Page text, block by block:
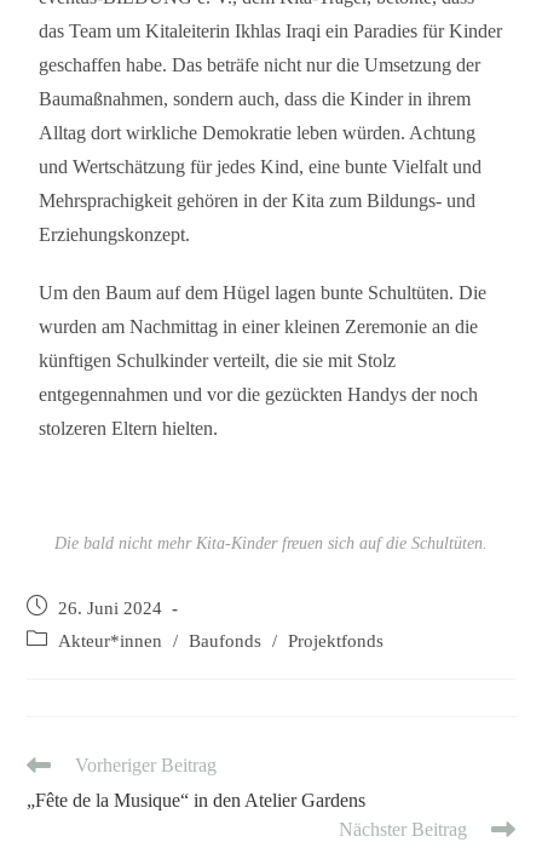
das Team um Kitaleiterin Ikhlas Iraqi ein Paradies für Kinder
geschaffen habe. Das beträfe nicht nur die Umsetzung der
Baumaßnahmen, sondern auch, dass die Kinder in ihrem
Alltag dort wirkliche Demokratie leben würden. Achtung
und Wertschätzung für jedes Kind, eine bunte Vielfalt und
Mehrsprachigkeit gehören in der Kita zum Bildungs- und
Erziehungskonzept.
Um den Baum auf dem Hügel lagen bunte Schultüten. Die
wurden am Nachmittag in einer kleinen Zeremonie an die
künftigen Schulkinder verteilt, die sie mit Stolz
entgegennahmen und vor die gezückten Handys der noch
stolzeren Eltern hielten.
Die bald nicht mehr Kita-Kinder freuen sich auf die Schultüten.
26. Juni 2024
Akteur*innen
/ Baufonds / Projektfonds
Vorheriger Beitrag
„Fête de la Musique“ in den Atelier Gardens
Nächster Beitrag